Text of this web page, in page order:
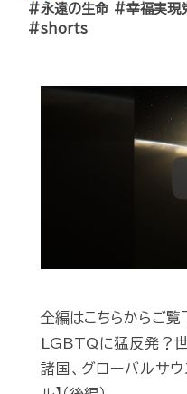
#永遠の生命 #幸福実現
#shorts
全編はこちらからご覧
LGBTQに猛反発？世
諸国、グローバルサウ